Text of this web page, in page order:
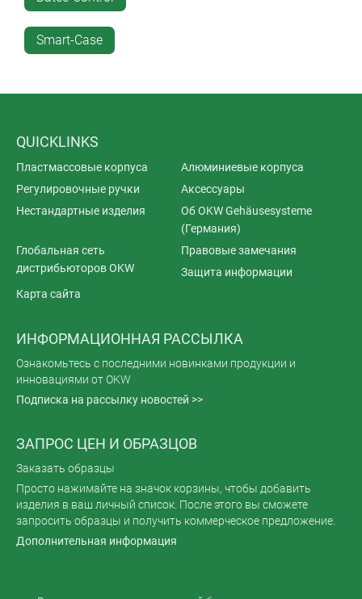
Smart-Case
QUICKLINKS
Пластмассовые корпуса
Алюминиевые корпуса
Регулировочные ручки
Аксессуары
Нестандартные изделия
Об OKW Gehäusesysteme
(Германия)
Глобальная сеть
дистрибьюторов OKW
Правовые замечания
Защита информации
Карта сайта
ИНФОРМАЦИОННАЯ РАССЫЛКА
Ознакомьтесь с последними новинками продукции и
инновациями от OKW
Подписка на рассылку новостей >>
ЗАПРОС ЦЕН И ОБРАЗЦОВ
Заказать образцы
Просто нажимайте на значок корзины, чтобы добавить
изделия в ваш личный список. После этого вы сможете
запросить образцы и получить коммерческое предложение.
Дополнительная информация